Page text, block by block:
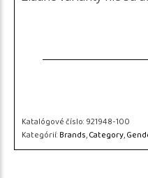
Katalógové číslo:921948-100
Kategórií:Brands,Category,